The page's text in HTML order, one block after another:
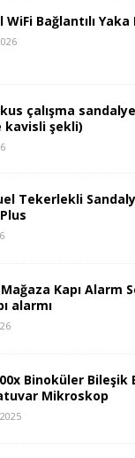
Bağlantılı Yaka
çalışma
kavisli şekli)
Tekerlekli
Kapı Alarm
alarmı
Binoküler Bileşik
Mikroskop